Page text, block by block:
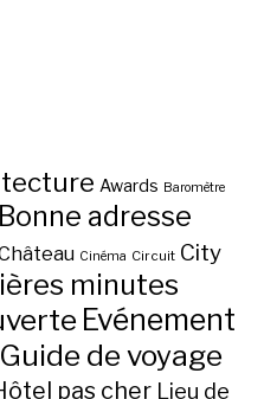
Awards Baromètre
Bonne adresse
Cinéma Circuit City
minutes
Evénement
Guide de voyage
pas cher Lieu de